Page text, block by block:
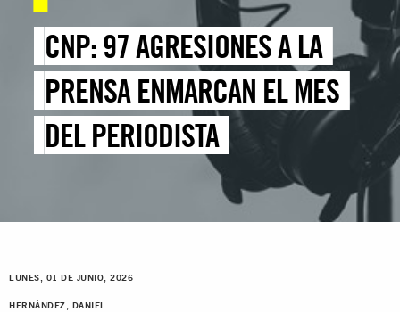
CNP: 97 AGRESIONES A LA
PRENSA ENMARCAN EL MES
DEL PERIODISTA
LUNES, 01 DE JUNIO, 2026
HERNÁNDEZ, DANIEL